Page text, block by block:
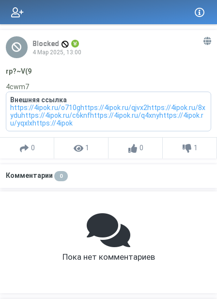
Blocked
4 Мар 2025, 13:00
rp?~V(9
4cwm7
Внешняя ссылка
https://4ipok.ru/o710ghttps://4ipok.ru/qjvx2https://4ipok.ru/8x
yduhttps://4ipok.ru/c6knfhttps://4ipok.ru/q4xnyhttps://4ipok.r
u/yqxlxhttps://4ipok
0 1 0 1
Комментарии 0
Пока нет комментариев